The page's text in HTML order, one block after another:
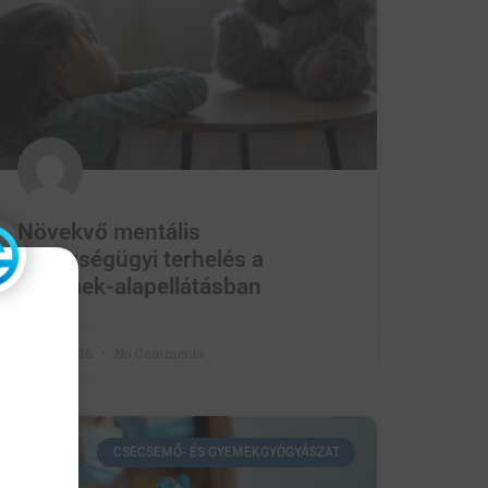
Növekvő mentális
egészségügyi terhelés a
gyermek-alapellátásban
CSECSEMŐ- ÉS GYEMEKGYÓGYÁSZAT